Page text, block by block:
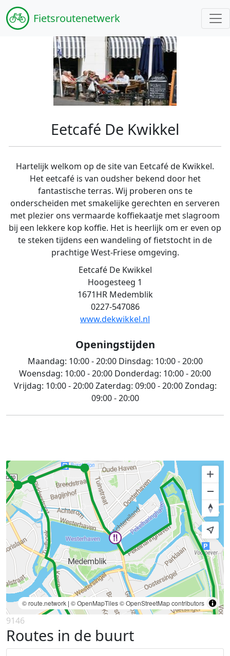
Fietsroutenetwerk
Eetcafé De Kwikkel
Hartelijk welkom op de site van Eetcafé de Kwikkel.
Het eetcafé is van oudsher bekend door het
fantastische terras. Wij proberen ons te
onderscheiden met smakelijke gerechten en serveren
met plezier ons vermaarde koffiekaatje met slagroom
bij een lekkere kop koffie. Het is heerlijk om er even op
te steken tijdens een wandeling of fietstocht in de
prachtige West-Friese omgeving.
Eetcafé De Kwikkel
Hoogesteeg 1
1671HR Medemblik
0227-547086
www.dekwikkel.nl
Openingstijden
Maandag: 10:00 - 20:00Dinsdag: 10:00 - 20:00
Woensdag: 10:00 - 20:00 Donderdag: 10:00 - 20:00
Vrijdag: 10:00 - 20:00Zaterdag: 09:00 - 20:00Zondag:
09:00 - 20:00
© route.network | © OpenMapTiles© OpenStreetMap contributors
9146
Routes in de buurt